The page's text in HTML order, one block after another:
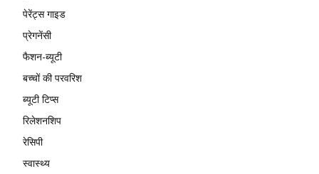
पेरेंट्स गाइड
प्रेगनेंसी
फैशन-ब्यूटी
बच्चों की परवरिश
ब्यूटी टिप्स
रिलेशनशिप
रेसिपी
स्वास्थ्य